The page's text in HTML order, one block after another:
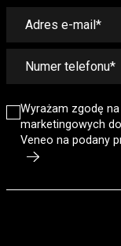
Wyrażam zgodę
marketingowych
Veneo na podany